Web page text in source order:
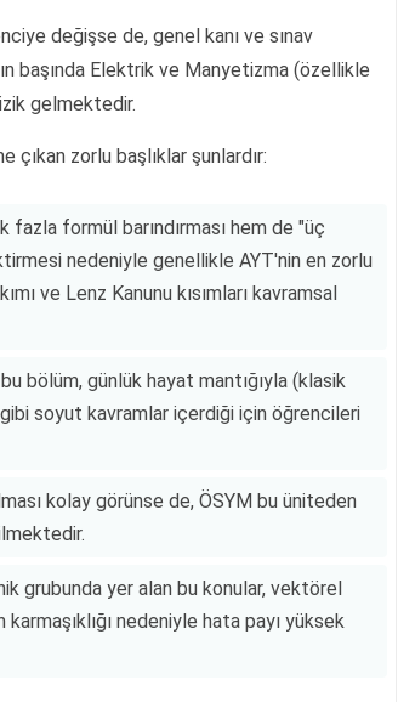
değişse de, genel kanı ve sınav
başında Elektrik ve Manyetizma (özellikle
gelmektedir.
zorlu başlıklar şunlardır:
formül barındırması hem de "üç
nedeniyle genellikle AYT'nin en zorlu
ve Lenz Kanunu kısımları kavramsal
bölüm, günlük hayat mantığıyla (klasik
soyut kavramlar içerdiği için öğrencileri
kolay görünse de, ÖSYM bu üniteden
grubunda yer alan bu konular, vektörel
nedeniyle hata payı yüksek